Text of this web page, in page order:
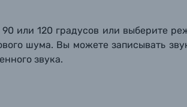
или 120 градусов или выберите
шума. Вы можете записывать
звука.